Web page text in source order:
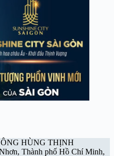
HÙNG THỊNH
Thành phố Hồ Chí Minh,